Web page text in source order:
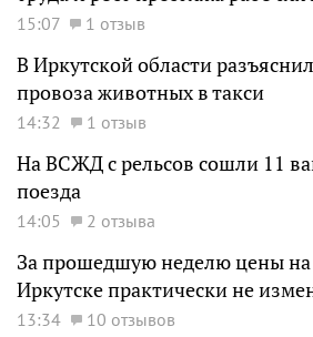
15:07 1 отзыв
В Иркутской области
провоза животных в такси
14:32 1 отзыв
На ВСЖД с рельсов сошли 11
поезда
14:05 2 отзыва
За прошедшую неделю цены на
Иркутске практически не
13:34
10 отзывов